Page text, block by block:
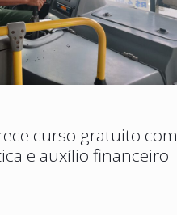
curso gratuito com
e auxílio financeiro